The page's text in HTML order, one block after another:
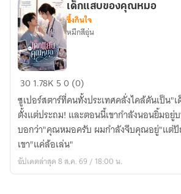
เด็ก
แสบ
ของ
คุณ
หมอ
เด็กแสบของคุณหมอ
ซึ้งกินใจ
หมึกสีอุ่น
301.78K 50 (0)
ซูเปอร์สตาร์ที่คนทั้งประเทศคลั่งไคล้ดันเป็น"
ตั้งแต่ประถม! และตอนนี้เขากำลังนอนยิ้มอยู่
บอกว่า"คุณหมอครับ ผมกำลังจีบคุณอยู่"แต่ปั
เขา"แค่ล้อเล่น"
อัปเดตล่าสุด 8 ส.ค. 69 / 18:00 น.